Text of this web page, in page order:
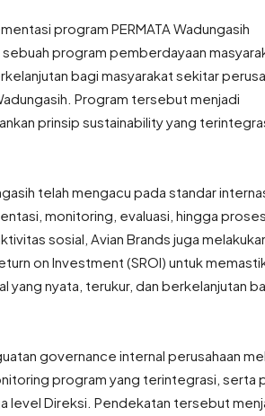
program PERMATA Wadungasih
program pemberdayaan
bagi masyarakat sekitar
Program tersebut menjadi
prinsip sustainability yang
telah mengacu pada standar
monitoring, evaluasi, hingga proses
sosial, Avian Brands juga
on Investment (SROI) untuk
nyata, terukur, dan berkelanjutan
governance internal perusahaan
program yang terintegrasi, serta
level Direksi. Pendekatan tersebut